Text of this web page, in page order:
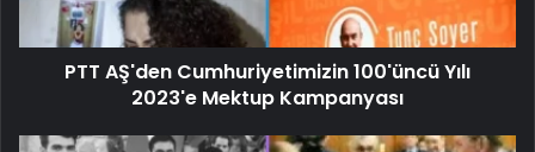
PTT AŞ'den Cumhuriyetimizin 100'üncü Yılı
2023'e Mektup Kampanyası